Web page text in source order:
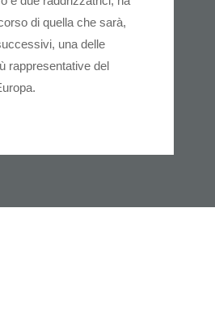
di quella che sarà,
una delle
rappresentative del